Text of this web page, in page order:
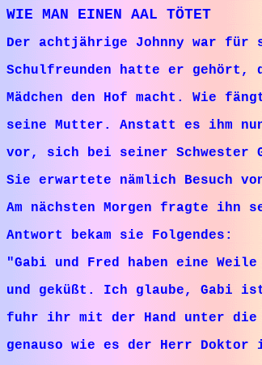
WIE MAN EINEN AAL TÖTET
Der achtjährige Johnny war
Schulfreunden hatte er gehört,
Mädchen den Hof macht. Wie
seine Mutter. Anstatt es ihm
vor, sich bei seiner Schwester
Sie erwartete nämlich Besuch
Am nächsten Morgen fragte ihn
Antwort bekam sie Folgendes:
"Gabi und Fred haben eine
und geküßt. Ich glaube, Gabi
fuhr ihr mit der Hand unter die
genauso wie es der Herr